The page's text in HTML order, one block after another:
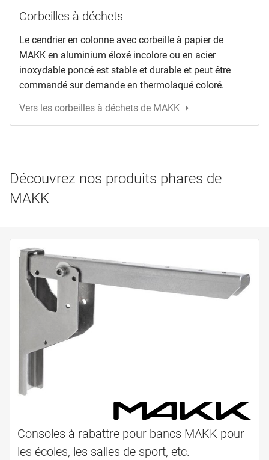
Corbeilles à déchets
Le cendrier en colonne avec corbeille à papier de
MAKK en aluminium éloxé incolore ou en acier
inoxydable poncé est stable et durable et peut être
commandé sur demande en thermolaqué coloré.
Vers les corbeilles à déchets de MAKK
Découvrez nos produits phares de
MAKK
Consoles à rabattre pour bancs MAKK pour
les écoles, les salles de sport, etc.